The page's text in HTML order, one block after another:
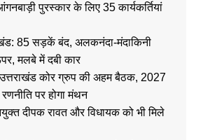
पुरस्कार के लिए 35 कार्यकर्तियां
85 सड़कें बंद, अलकनंदा-मंदाकिनी
मलबे में दबी कार
कोर ग्रुप की अहम बैठक, 2027
पर होगा मंथन
दीपक रावत और विधायक को भी मिले